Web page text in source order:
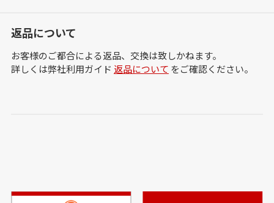
返品について
お客様のご都合による返品、交換は致しかねます。
詳しくは弊社利用ガイド 返品について をご確認ください。